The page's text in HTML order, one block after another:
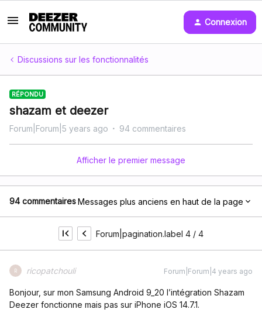
Connexion
Discussions sur les fonctionnalités
RÉPONDU
shazam et deezer
Forum|Forum|5 years ago 94 commentaires
Afficher le premier message
94 commentairesMessages plus anciens en haut de la page
Forum|pagination.label 4 / 4
R ricopatchouli Forum|Forum|4 years ago
Bonjour, sur mon Samsung Android 9_20 l’intégration Shazam
Deezer fonctionne mais pas sur iPhone iOS 14.7.1.